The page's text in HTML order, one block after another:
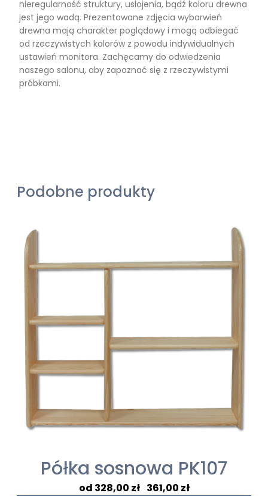
nieregularność struktury, usłojenia, bądź koloru drewna
jest jego wadą. Prezentowane zdjęcia wybarwień
drewna mają charakter poglądowy i mogą odbiegać
od rzeczywistych kolorów z powodu indywidualnych
ustawień monitora. Zachęcamy do odwiedzenia
naszego salonu, aby zapoznać się z rzeczywistymi
próbkami.
Podobne produkty
Półka sosnowa PK107
328,00 zł– 361,00 zł
Zakres